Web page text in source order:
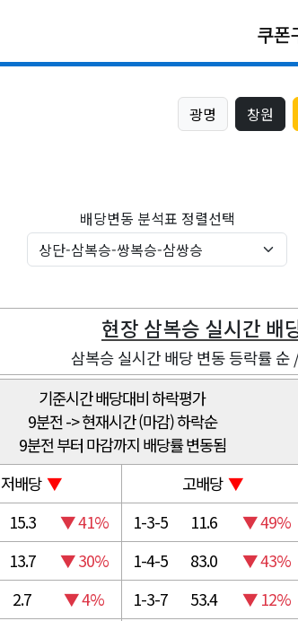
쿠폰
광명 창원
배당변동 분석표 정렬선택
삼복승 실시간 배당 변동 등락률
기준시간 배당대비 하락평가
9분전 -> 현재시간 (마감) 하락순
9분전 부터 마감까지 배당률 변동됨
저배당 ▼ 고배당 ▼
15.3 ▼ 41% 1-3-5 11.6
▼ 49%
13.7 ▼ 30% 1-4-5 83.0
▼ 43%
2.7 ▼ 4% 1-3-7 53.4
▼ 12%